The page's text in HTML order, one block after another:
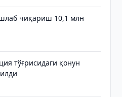
чиқариш 10,1 млн
тўғрисидаги қонун